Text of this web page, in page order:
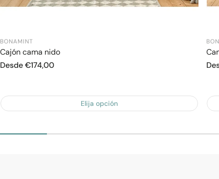
BONAMINT
Cajón cama nido
Precio
Desde €174,00
Elija opción